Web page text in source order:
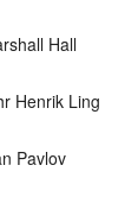
Hall
Ling